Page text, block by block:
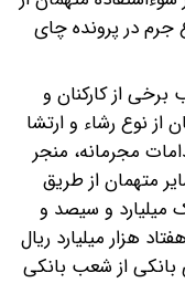
جرم در پرونده چای
از کارکنان و
از نوع رشاء و ارتشا
مجرمانه، منجر
متهمان از طریق
میلیارد و سیصد و
هزار میلیارد ریال
بانکی از شعب بانکی